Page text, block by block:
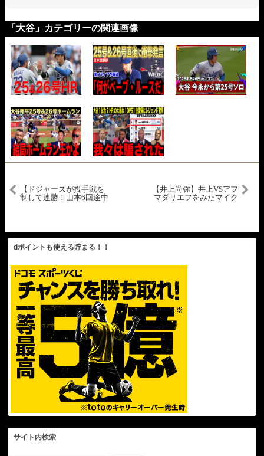
「大谷」カテゴリーの関連画像
【ドジャースが投手戦を
制して連勝！山本6回途中
ス 試合ハイライト
MLB2025シーズン 9.19
【井上尚弥】井上VSアフ
マダリエフをみたマイク
dポイントも使える貯まる！！
サイト内検索